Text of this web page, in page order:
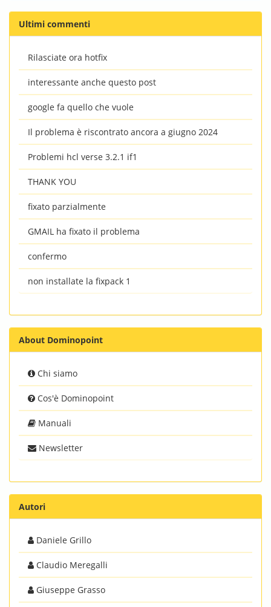
Ultimi commenti
Rilasciate ora hotfix
interessante anche questo post
google fa quello che vuole
Il problema è riscontrato ancora a giugno 2024
Problemi hcl verse 3.2.1 if1
THANK YOU
fixato parzialmente
GMAIL ha fixato il problema
confermo
non installate la fixpack 1
About Dominopoint
Chi siamo
Cos'è Dominopoint
Manuali
Newsletter
Autori
Daniele Grillo
Claudio Meregalli
Giuseppe Grasso